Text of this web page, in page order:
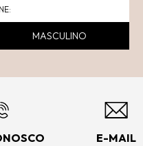
MASCULINO
E-MAIL